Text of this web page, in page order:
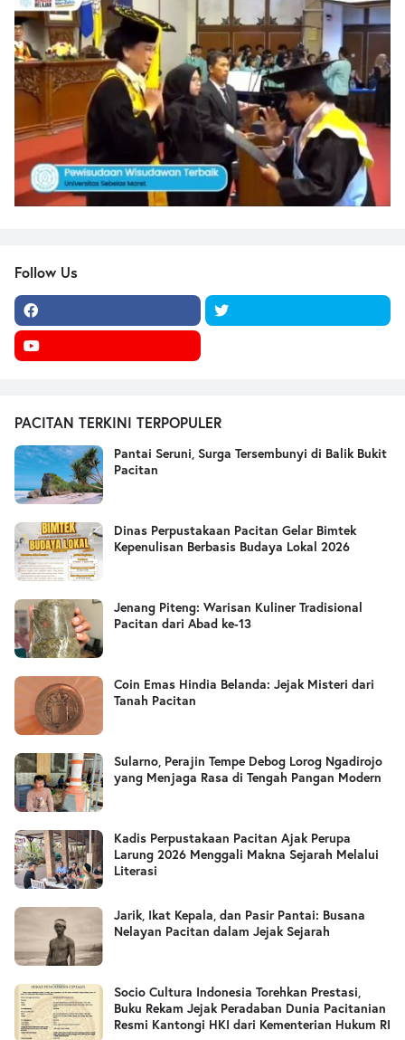
Follow Us
PACITAN TERKINI TERPOPULER
Pantai Seruni, Surga Tersembunyi di Balik Bukit
Pacitan
Dinas Perpustakaan Pacitan Gelar Bimtek
Kepenulisan Berbasis Budaya Lokal 2026
Jenang Piteng: Warisan Kuliner Tradisional
Pacitan dari Abad ke-13
Coin Emas Hindia Belanda: Jejak Misteri dari
Tanah Pacitan
Sularno, Perajin Tempe Debog Lorog Ngadirojo
yang Menjaga Rasa di Tengah Pangan Modern
Kadis Perpustakaan Pacitan Ajak Perupa
Larung 2026 Menggali Makna Sejarah Melalui
Literasi
Jarik, Ikat Kepala, dan Pasir Pantai: Busana
Nelayan Pacitan dalam Jejak Sejarah
Socio Cultura Indonesia Torehkan Prestasi,
Buku Rekam Jejak Peradaban Dunia Pacitanian
Resmi Kantongi HKI dari Kementerian Hukum RI